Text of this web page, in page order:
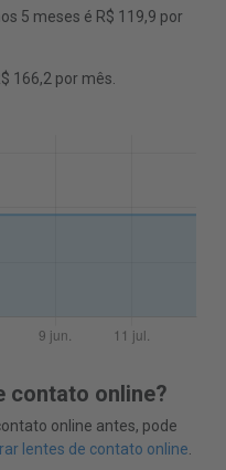
5 meses é R$ 119,9 por
166,2 por mês.
contato online?
online antes, pode
lentes de contato online.